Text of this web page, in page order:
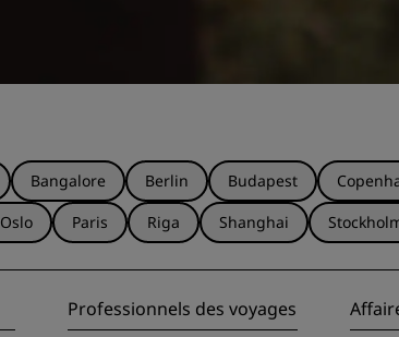
Bangalore Berlin Budapest
Oslo Paris Riga Shanghai
Professionnels des voyages